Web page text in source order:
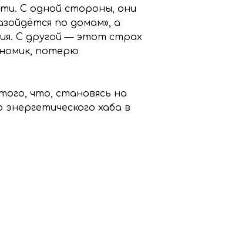
С одной стороны, они
по домам», а
С другой — этот страх
потерю
что, становясь на
хаба в